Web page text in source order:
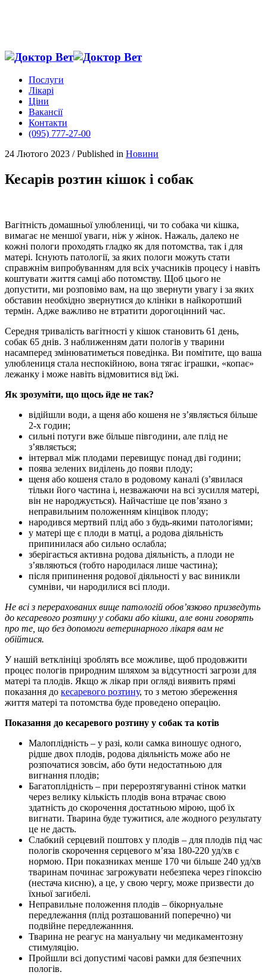
Послуги
Лікарі
Ціни
Вакансії
Контакти
(095) 777-27-00
24 Лютого 2023 /Published in Новини
Кесарів розтин кішок і собак
Вагітність домашньої улюблениці, чи то собака чи кішка,
вимагає не меншої уваги, ніж у жінок. Нажаль, далеко не
кожні пологи проходять гладко як для потомства, так і для
матері. Існують патології, за яких пологи можуть стати
справжнім випробуванням для всіх учасників процесу і навіть
коштувати життя самці або потомству. Щоб цього не
допустити, ми розповімо вам, на що звернути увагу і за яких
обставин необхідно звернутися до клініки в найкоротший
термін. Адже важливо не втратити дорогоцінний час.
Середня тривалість вагітності у кішок становить 61 день,
собак 65 днів. З наближенням дати пологів у тварини
насамперед змінюватиметься поведінка. Ви помітите, що ваша
улюблениця стала неспокійною, вона тягає іграшки, «копає»
лежанку і може навіть відмовитися від їжі.
Як зрозуміти, що щось йде не так?
відійшли води, а щеня або кошеня не з’являється більше
2-х годин;
сильні потуги вже більше півгодини, але плід не
з’являється;
інтервал між плодами перевищує понад дві години;
поява зелених виділень до появи плоду;
щеня або кошеня стало в родовому каналі (з’явилася
тільки його частина і, незважаючи на всі зусилля матері,
він не народжується). Найчастіше це пов’язано з
неправильним положенням кінцівок плоду;
народився мертвий плід або з будь-якими патологіями;
у матері ще є плоди в матці, а родова діяльність
припинилася або сильно ослабла;
зберігається активна родова діяльність, а плоди не
з’являються (тобто народилася лише частина);
після припинення родової діяльності у вас виникли
сумніви, чи народилися всі плоди.
Не всі з перерахованих вище патологій обов’язково призведуть
до кесаревого розтину у собаки або кішки, але вони говорять
про те, що без допомоги ветеринарного лікаря вам не
обійтися.
У нашій ветклініці зроблять все можливе, щоб продовжити
процес пологів природним шляхом за відсутності загрози для
матері та плодів. Якщо ж лікар при огляді виявить прямі
показання до кесаревого розтину, то з метою збереження
життя матері та потомства буде проведено операцію.
Показання до кесаревого розтину у собак та котів
Малоплідність – у разі, коли самка виношує одного,
рідше двох плодів, родова діяльність може або не
розпочатися зовсім, або бути недостатньою для
вигнання плодів;
Багатоплідність – при перерозтягуванні стінок матки
через велику кількість плодів вона втрачає свою
здатність до скорочення достатньою мірою, щоб їх
вигнати. Тварина буде тужитися, але жодного результату
це не дасть.
Слабкий серцевий поштовх у плодів – для плодів під час
пологів скорочення серцевого м’яза 180-220 уд/хв є
нормою. При показниках менше 170 чи більше 240 уд/хв
тваринам починає загрожувати небезпека через гіпоксію
(нестача кисню), а це, у свою чергу, може призвести до
їхньої загибелі.
Неправильне положення плодів – бікорнуальне
передлежання (плід розташований поперечно) чи
подвійне передлежанння.
Тварина не реагує на мануальну чи медикаментозну
стимуляцію.
Пройшли всі допустимі часові рамки для безпечних
пологів.